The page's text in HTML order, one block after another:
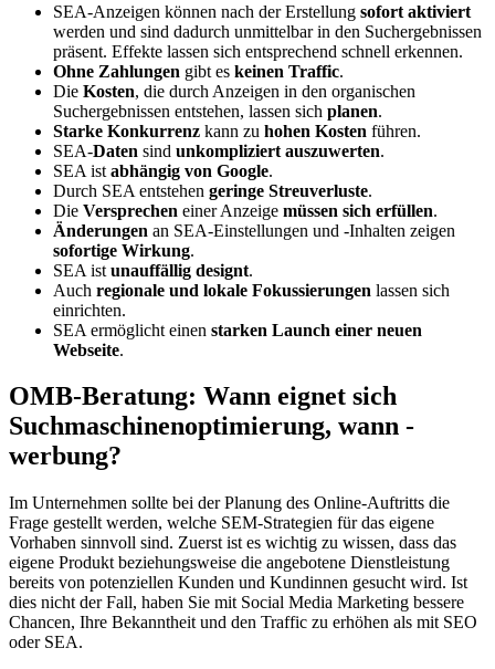
SEA-Anzeigen können nach der Erstellung sofort aktiviert
werden und sind dadurch unmittelbar in den Suchergebnissen
präsent. Effekte lassen sich entsprechend schnell erkennen.
Ohne Zahlungen gibt es keinen Traffic.
Die Kosten, die durch Anzeigen in den organischen
Suchergebnissen entstehen, lassen sich planen.
Starke Konkurrenz kann zu hohen Kosten führen.
SEA-Daten sind unkompliziert auszuwerten.
SEA ist abhängig von Google.
Durch SEA entstehen geringe Streuverluste.
Die Versprechen einer Anzeige müssen sich erfüllen.
Änderungen an SEA-Einstellungen und -Inhalten zeigen
sofortige Wirkung.
SEA ist unauffällig designt.
Auch regionale und lokale Fokussierungen lassen sich
einrichten.
SEA ermöglicht einen starken Launch einer neuen
Webseite.
OMB-Beratung: Wann eignet sich
Suchmaschinenoptimierung, wann -
werbung?
Im Unternehmen sollte bei der Planung des Online-Auftritts die
Frage gestellt werden, welche SEM-Strategien für das eigene
Vorhaben sinnvoll sind. Zuerst ist es wichtig zu wissen, dass das
eigene Produkt beziehungsweise die angebotene Dienstleistung
bereits von potenziellen Kunden und Kundinnen gesucht wird. Ist
dies nicht der Fall, haben Sie mit Social Media Marketing bessere
Chancen, Ihre Bekanntheit und den Traffic zu erhöhen als mit SEO
oder SEA.